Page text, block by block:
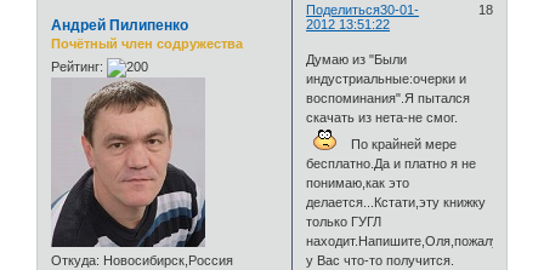
Поделиться 18
30-01-
2012 13:51:22
Андрей Пилипенко
Почётный член содружества
Рейтинг:
Откуда: Новосибирск,Россия
Думаю из "Были
индустриальные:очерки и
воспоминания".Я пытался
скачать из нета-не смог.
По крайней мере
бесплатно.Да и платно я не
понимаю,как это
делается...Кстати,эту книжку
только ГУГЛ
у Вас что-то получится.